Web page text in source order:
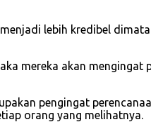
lebih kredibel
mereka akan mengingat
pengingat
orang yang melihatnya.